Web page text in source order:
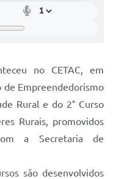
no CETAC, em
de Empreendedorismo
Rural e do 2° Curso
Rurais, promovidos
a Secretaria de
são desenvolvidos